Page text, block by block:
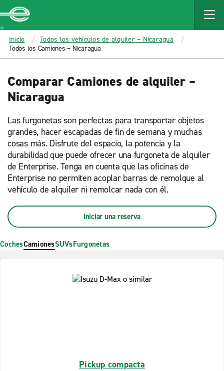
MAIN
CONTENT
Enterprise
Inicio
Todos los vehículos de alquiler – Nicaragua
Todos los Camiones – Nicaragua
Comparar Camiones de alquiler –
Nicaragua
Las furgonetas son perfectas para transportar objetos
grandes, hacer escapadas de fin de semana y muchas
cosas más. Disfrute del espacio, la potencia y la
durabilidad que puede ofrecer una furgoneta de alquiler
de Enterprise. Tenga en cuenta que las oficinas de
Enterprise no permiten acoplar barras de remolque al
vehículo de alquiler ni remolcar nada con él.
Iniciar una reserva
CochesCamionesSUVsFurgonetas
Pickup compacta